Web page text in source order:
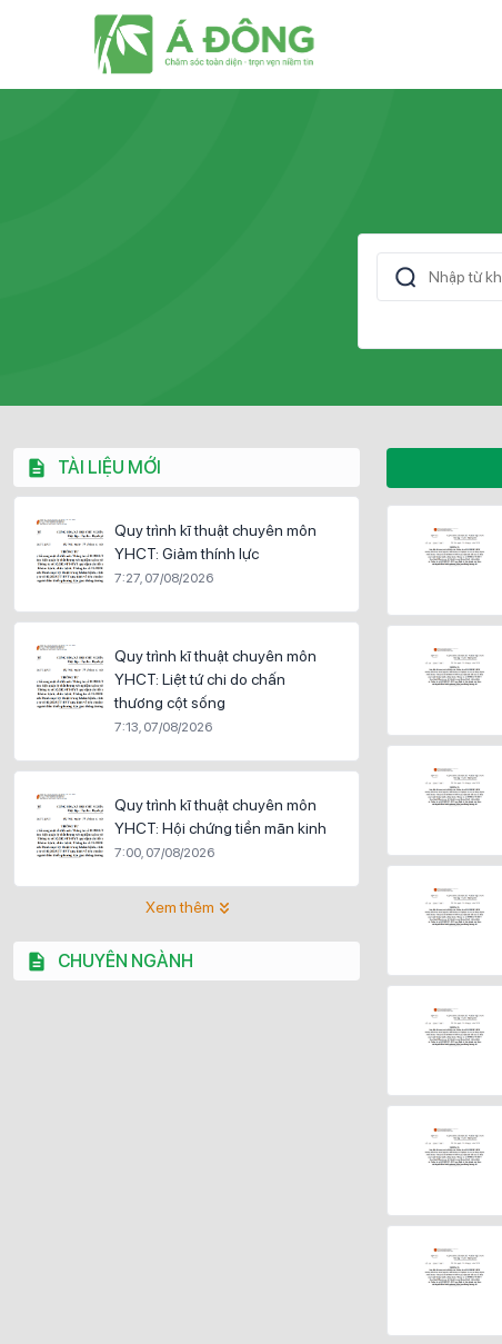
TÀI LIỆU MỚI
Quy trình kĩ thuật chuyên môn
YHCT: Giảm thính lực
7:27, 07/08/2026
Quy trình kĩ thuật chuyên môn
YHCT: Liệt tứ chi do chấn
thương cột sống
7:13, 07/08/2026
Quy trình kĩ thuật chuyên môn
YHCT: Hội chứng tiền mãn kinh
7:00, 07/08/2026
Xem thêm
CHUYÊN NGÀNH